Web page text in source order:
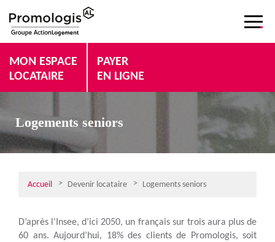
MON ESPACE
LOCATAIRE
PAYER
EN LIGNE
Logements seniors
Accueil Devenir locataire Logements seniors
D’après l’Insee, d’ici 2050, un français sur trois aura plus de
60 ans. Aujourd’hui, 18% des clients de Promologis, soit